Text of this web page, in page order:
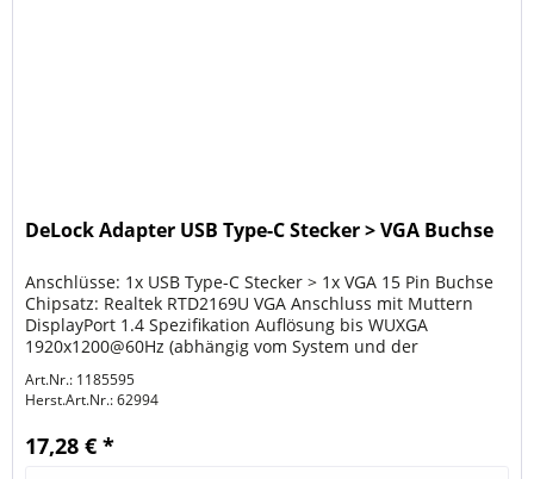
DeLock Adapter USB Type-C Stecker > VGA Buchse
Anschlüsse: 1x USB Type-C Stecker > 1x VGA 15 Pin Buchse
Chipsatz: Realtek RTD2169U VGA Anschluss mit Muttern
DisplayPort 1.4 Spezifikation Auflösung bis WUXGA
1920x1200@60Hz (abhängig vom System und der
Art.Nr.: 1185595
Herst.Art.Nr.:62994
17,28 € *